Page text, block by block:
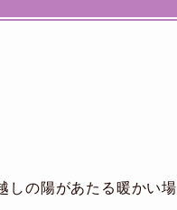
しの陽があたる暖かい場